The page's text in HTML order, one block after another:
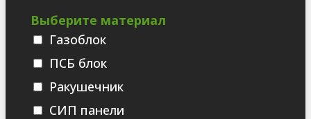
Выберите материал
Газоблок
ПСБ блок
Ракушечник
СИП панели